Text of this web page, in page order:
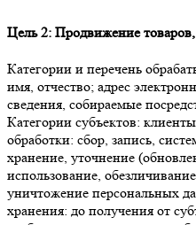
Цель 2: Продвижение
Категории и перечень
имя, отчество; адрес
сведения, собираемые
Категории субъектов:
обработки: сбор, запись,
хранение, уточнение
использование,
уничтожение персональных
хранения: до получения от